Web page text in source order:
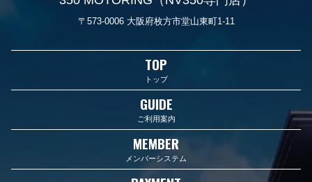
〒573-0006 大阪府枚方市堂山東町1-11
TOP
トップ
GUIDE
ご利用案内
MEMBER
メンバーシステム